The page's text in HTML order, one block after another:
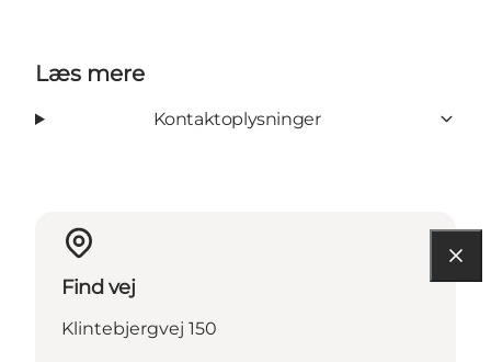
Læs mere
Kontaktoplysninger
Find vej
Klintebjergvej 150